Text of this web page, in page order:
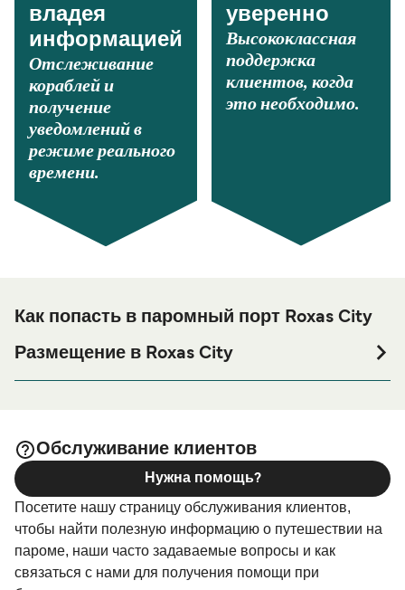
владея
информацией
Отслеживание
кораблей и
получение
уведомлений в
режиме реального
времени.
уверенно
Высококлассная
поддержка
клиентов, когда
это необходимо.
Как попасть в паромный порт Roxas City
Размещение в Roxas City
период поездки, пожалуйста, зайдите на нашу
страницуРазмещение в Roxas City, где вы найдете
самый широкий выбор и самые выгодные цены.
Обслуживание клиентов
Посетите нашу страницу обслуживания клиентов,
чтобы найти полезную информацию о путешествии на
пароме, наши часто задаваемые вопросы и как
связаться с нами для получения помощи при
Нужна помощь?